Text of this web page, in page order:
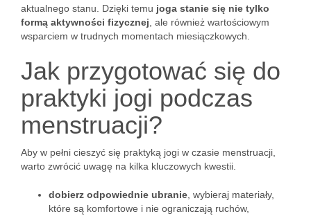
aktualnego stanu. Dzięki temu joga stanie się nie tylko
formą aktywności fizycznej , ale również wartościowym
wsparciem w trudnych momentach miesiączkowych.
Jak przygotować się do
praktyki jogi podczas
menstruacji?
Aby w pełni cieszyć się praktyką jogi w czasie menstruacji,
warto zwrócić uwagę na kilka kluczowych kwestii.
dobierz odpowiednie ubranie , wybieraj materiały,
które są komfortowe i nie ograniczają ruchów,